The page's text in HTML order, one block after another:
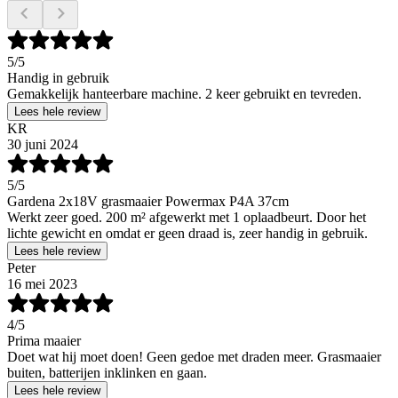
5/5
Handig in gebruik
Gemakkelijk hanteerbare machine. 2 keer gebruikt en tevreden.
Lees hele review
KR
30 juni 2024
5/5
Gardena 2x18V grasmaaier Powermax P4A 37cm
Werkt zeer goed. 200 m² afgewerkt met 1 oplaadbeurt. Door het
lichte gewicht en omdat er geen draad is, zeer handig in gebruik.
Lees hele review
Peter
16 mei 2023
4/5
Prima maaier
Doet wat hij moet doen! Geen gedoe met draden meer. Grasmaaier
buiten, batterijen inklinken en gaan.
Lees hele review